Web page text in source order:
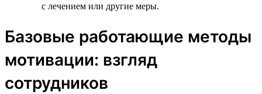
с лечением или другие меры.
Базовые работающие методы
мотивации: взгляд
сотрудников